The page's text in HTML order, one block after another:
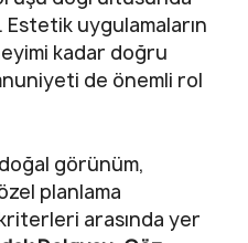
uygulamaların
kadar doğru
de önemli rol
görünüm,
planlama
arasında yer